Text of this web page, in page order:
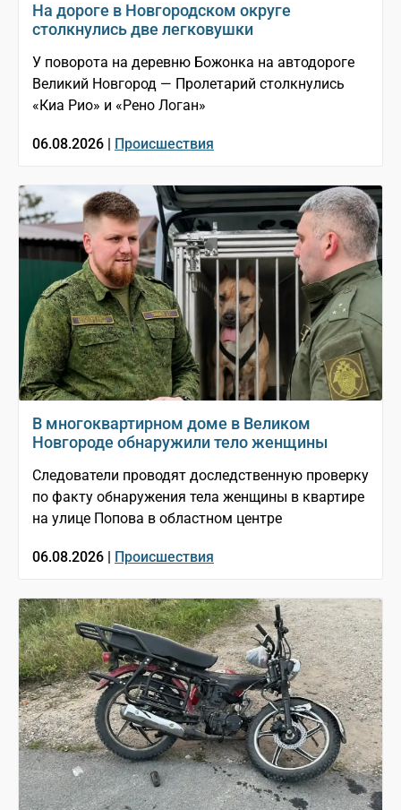
На дороге в Новгородском округе
столкнулись две легковушки
У поворота на деревню Божонка на автодороге
Великий Новгород — Пролетарий столкнулись
«Киа Рио» и «Рено Логан»
06.08.2026 | Происшествия
В многоквартирном доме в Великом
Новгороде обнаружили тело женщины
Следователи проводят доследственную проверку
по факту обнаружения тела женщины в квартире
на улице Попова в областном центре
06.08.2026 | Происшествия